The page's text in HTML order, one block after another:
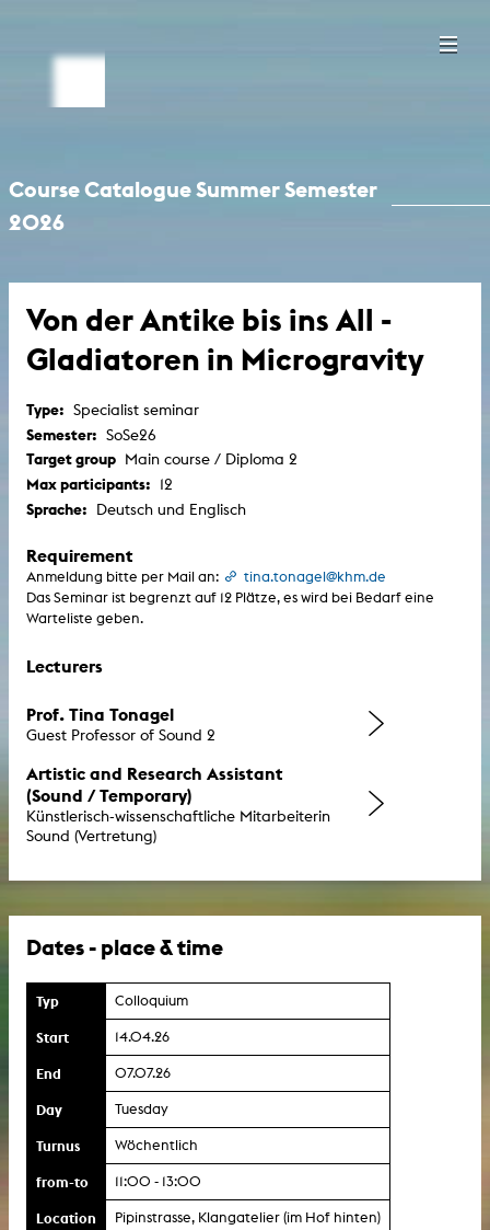
Course Catalogue Summer Semester
2026
Von der Antike bis ins All -
Gladiatoren in Microgravity
Type: Specialist seminar
Semester: SoSe26
Target group Main course / Diploma 2
Max participants: 12
Sprache: Deutsch und Englisch
Requirement
Anmeldung bitte per Mail an:
tina.tonagel@khm.de
Das Seminar ist begrenzt auf 12 Plätze, es wird bei Bedarf eine
Warteliste geben.
Lecturers
Prof. Tina Tonagel
Guest Professor of Sound 2
Artistic and Research Assistant
(Sound / Temporary)
Künstlerisch-wissenschaftliche Mitarbeiterin
Sound (Vertretung)
Dates - place & time
Typ Colloquium
Start 14.04.26
End 07.07.26
Day Tuesday
Turnus Wöchentlich
from-to 11:00 - 13:00
Location Pipinstrasse, Klangatelier (im Hof hinten)